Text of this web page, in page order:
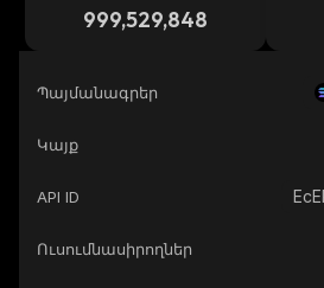
999,529,848
Պայմանագրեր
Կայք
API ID
Ուսումնասիրողներ